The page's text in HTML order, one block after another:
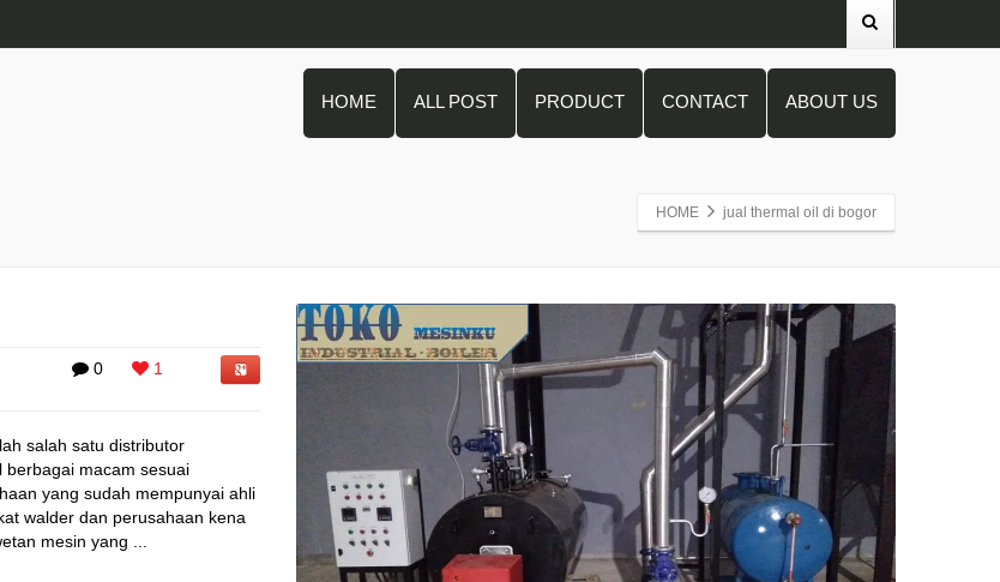
HOME ALL POST PRODUCT CONTACT ABOUT US
HOME jual thermal oil di bogor
0 1
salah satu distributor
berbagai macam sesuai
yang sudah mempunyai ahli
walder dan perusahaan kena
mesin yang ...